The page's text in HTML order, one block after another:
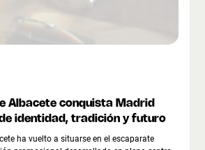
Albacete conquista Madrid
identidad, tradición y futuro
ha vuelto a situarse en el escaparate